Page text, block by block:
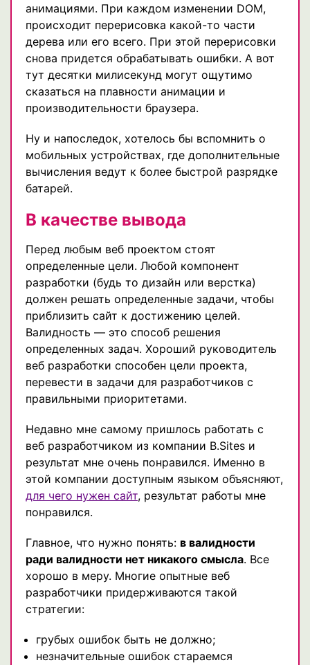
анимациями. При каждом изменении DOM,
происходит перерисовка какой-то части
дерева или его всего. При этой перерисовки
снова придется обрабатывать ошибки. А вот
тут десятки милисекунд могут ощутимо
сказаться на плавности анимации и
производительности браузера.
Ну и напоследок, хотелось бы вспомнить о
мобильных устройствах, где дополнительные
вычисления ведут к более быстрой разрядке
батарей.
В качестве вывода
Перед любым веб проектом стоят
определенные цели. Любой компонент
разработки (будь то дизайн или верстка)
должен решать определенные задачи, чтобы
приблизить сайт к достижению целей.
Валидность — это способ решения
определенных задач. Хороший руководитель
веб разработки способен цели проекта,
перевести в задачи для разработчиков с
правильными приоритетами.
Недавно мне самому пришлось работать с
веб разработчиком из компании B.Sites и
результат мне очень понравился. Именно в
этой компании доступным языком объясняют,
для чего нужен сайт, результат работы мне
понравился.
Главное, что нужно понять: в валидности
ради валидности нет никакого смысла. Все
хорошо в меру. Многие опытные веб
разработчики придерживаются такой
стратегии:
грубых ошибок быть не должно;
незначительные ошибок стараемся